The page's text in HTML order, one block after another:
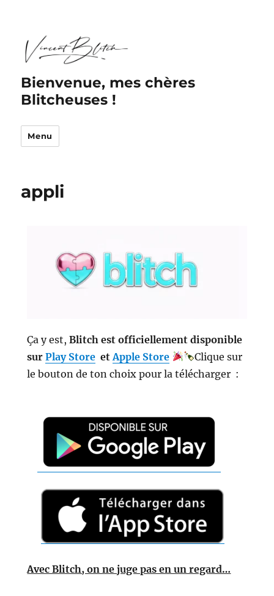
Bienvenue, mes chères
Blitcheuses !
Menu
appli
Ça y est,Blitch est officiellement disponible
surPlay Store etApple Store
Clique sur
le bouton de ton choix pour la télécharger :
Avec Blitch, on ne juge pas en un regard…